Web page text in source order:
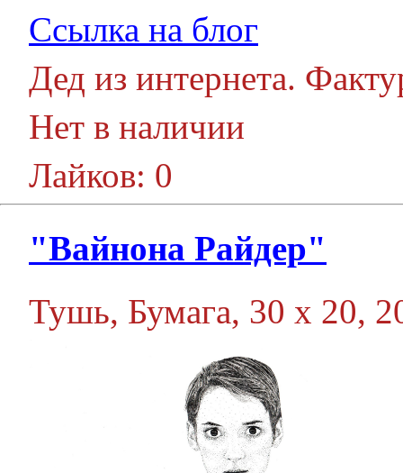
Ссылка на блог
Дед из интернета.
Нет в наличии
Лайков: 0
"Вайнона Райдер"
Тушь, Бумага, 30 х 20,